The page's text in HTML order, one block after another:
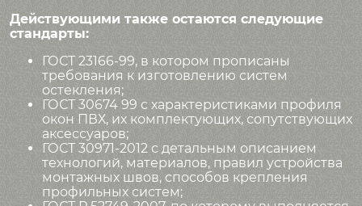
Действующими также остаются следующие
стандарты:
ГОСТ 23166-99, в котором прописаны
требования к изготовлению систем
остекления;
ГОСТ 30674 99 с характеристиками профиля
окон ПВХ, их комплектующих, сопутствующих
аксессуаров;
ГОСТ 30971-2012 с детальным описанием
технологий, материалов, правил устройства
монтажных швов, способов крепления
профильных систем;